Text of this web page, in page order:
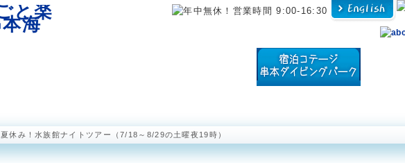
半潜水型海中観光船 ステラマリス海中公園レストラン アクロポーラ
夏休み！水族館ナイトツアー（7/18～8/29の土曜夜19時）